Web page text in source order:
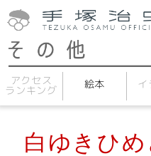
アクセス
ランキング 絵本 イ
白ゆきひ